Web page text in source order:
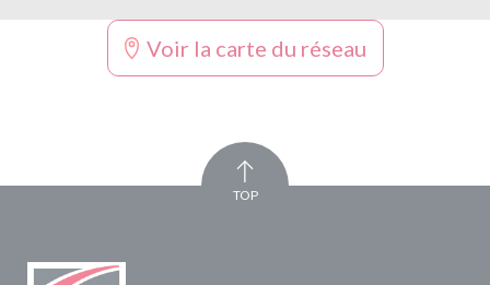
Voir la carte du réseau
TOP